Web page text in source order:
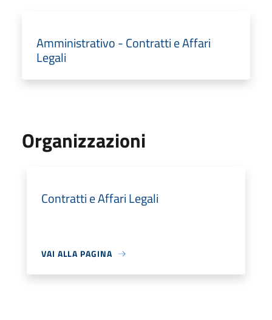
Amministrativo - Contratti e Affari
Legali
Organizzazioni
Contratti e Affari Legali
VAI ALLA PAGINA